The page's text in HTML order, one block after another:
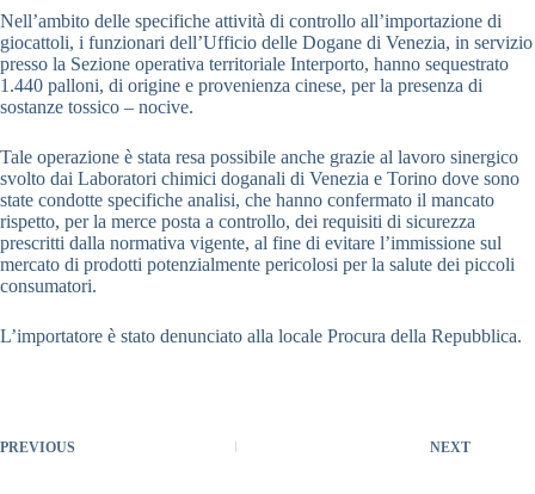
Nell’ambito delle specifiche attività di controllo all’importazione di
giocattoli, i funzionari dell’Ufficio delle Dogane di Venezia, in servizio
presso la Sezione operativa territoriale Interporto, hanno sequestrato
1.440 palloni, di origine e provenienza cinese, per la presenza di
sostanze tossico – nocive.
Tale operazione è stata resa possibile anche grazie al lavoro sinergico
svolto dai Laboratori chimici doganali di Venezia e Torino dove sono
state condotte specifiche analisi, che hanno confermato il mancato
rispetto, per la merce posta a controllo, dei requisiti di sicurezza
prescritti dalla normativa vigente, al fine di evitare l’immissione sul
mercato di prodotti potenzialmente pericolosi per la salute dei piccoli
consumatori.
L’importatore è stato denunciato alla locale Procura della Repubblica.
PREVIOUS NEXT